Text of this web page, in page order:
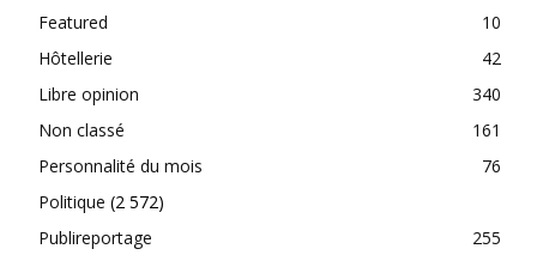
Featured
10
Hôtellerie
42
Libre opinion
340
Non classé
161
Personnalité du mois
76
Politique (2 572)
Publireportage
255